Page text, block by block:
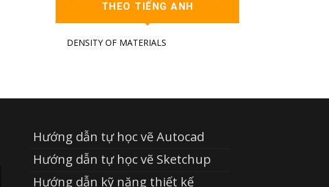
THEO TIẾNG ANH
DENSITY OF MATERIALS
Hướng dẫn tự học vẽ Autocad
Hướng dẫn tự học vẽ Sketchup
Hướng dẫn kỹ năng thiết kế